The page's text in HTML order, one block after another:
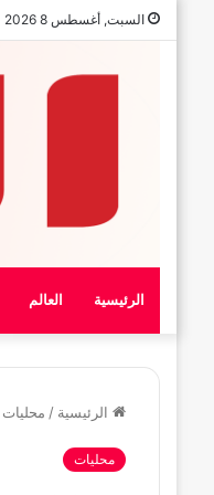
السبت, أغسطس 8 2026
الرئيسية العالم
الرئيسية / محليات
محليات